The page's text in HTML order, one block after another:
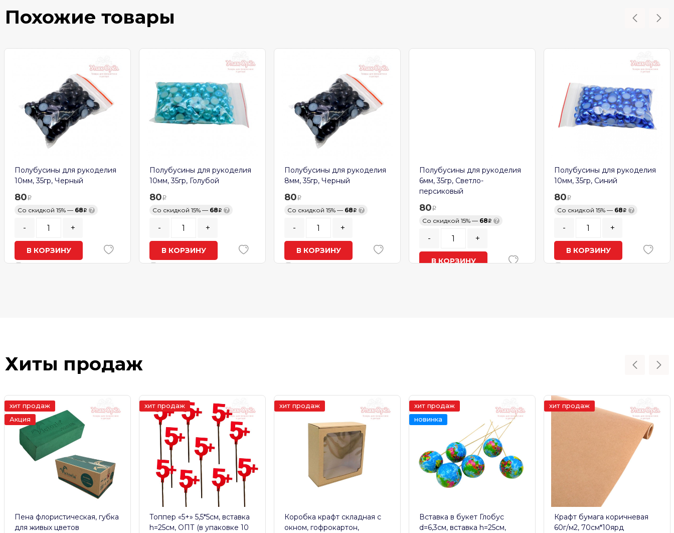
Похожие товары
Полубусины для рукоделия
10мм, 35гр, Черный
80
Со скидкой 15% — 68 ?
- +
В КОРЗИНУ
Полубусины для рукоделия
10мм, 35гр, Голубой
80
Со скидкой 15% — 68 ?
- +
В КОРЗИНУ
Полубусины для рукоделия
8мм, 35гр, Черный
80
Со скидкой 15% — 68 ?
- +
В КОРЗИНУ
Полубусины для рукоделия
6мм, 35гр, Светло-
персиковый
80
Со скидкой 15% — 68 ?
- +
В КОРЗИНУ
Полубусины для рукоделия
10мм, 35гр, Синий
80
Со скидкой 15% — 68 ?
- +
В КОРЗИНУ
Хиты продаж
хит продаж
Акция
Пена флористическая, губка
для живых цветов
хит продаж
Топпер «5+» 5,5*5см, вставка
h=25см, ОПТ (в упаковке 10
хит продаж
Коробка крафт складная с
окном, гофрокартон,
хит продаж
новинка
Вставка в букет Глобус
d=6,3см, вставка h=25см,
хит продаж
Крафт бумага коричневая
60г/м2, 70см*10ярд